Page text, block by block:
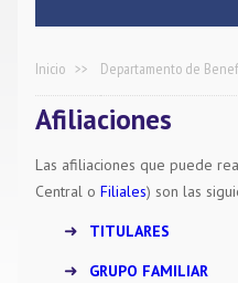
Inicio Departamento de
Afiliaciones
Las afiliaciones que puede
Central o Filiales) son las
TITULARES
GRUPO FAMILIAR